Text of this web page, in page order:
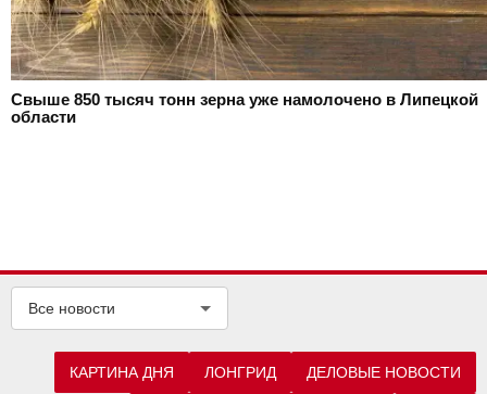
Свыше 850 тысяч тонн зерна уже намолочено в Липецкой
области
Все новости
КАРТИНА ДНЯ ЛОНГРИД ДЕЛОВЫЕ НОВОСТИ